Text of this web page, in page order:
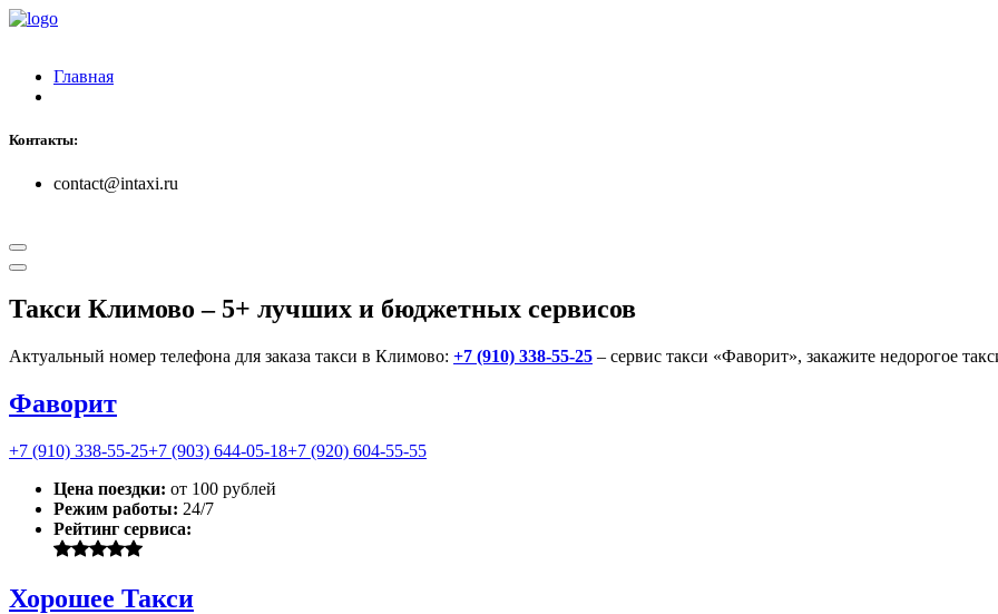
Главная
Контакты:
contact@intaxi.ru
Такси Климово – 5+ лучших и бюджетных сервисов
Актуальный номер телефона для заказа такси в Климово: +7 (910) 338-55-25 – сервис такси «Фаворит», закажите недорогое
Фаворит
+7 (910) 338-55-25+7 (903) 644-05-18+7 (920) 604-55-55
Цена поездки: от 100 рублей
Режим работы: 24/7
Рейтинг сервиса:
Хорошее Такси